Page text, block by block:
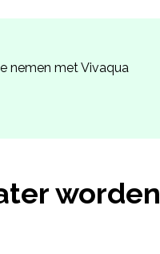
nemen met Vivaqua
worden